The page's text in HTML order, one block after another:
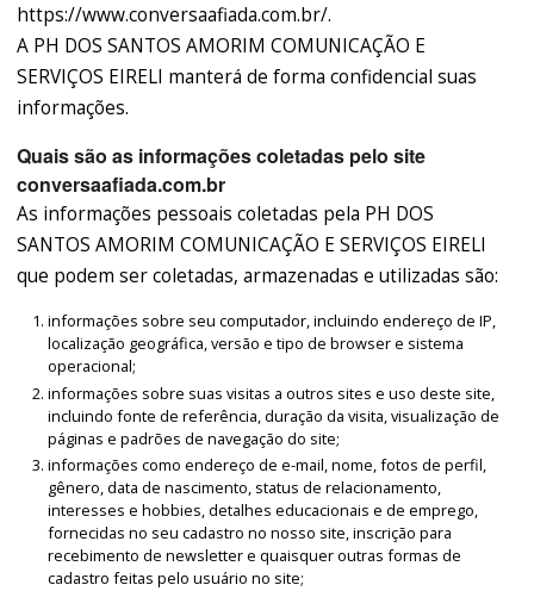
https://www.conversaafiada.com.br/.
A PH DOS SANTOS AMORIM COMUNICAÇÃO E
SERVIÇOS EIRELI manterá de forma confidencial suas
informações.
Quais são as informações coletadas pelo site
conversaafiada.com.br
As informações pessoais coletadas pela PH DOS
SANTOS AMORIM COMUNICAÇÃO E SERVIÇOS EIRELI
que podem ser coletadas, armazenadas e utilizadas são:
informações sobre seu computador, incluindo endereço de IP,
localização geográfica, versão e tipo de browser e sistema
operacional;
informações sobre suas visitas a outros sites e uso deste site,
incluindo fonte de referência, duração da visita, visualização de
páginas e padrões de navegação do site;
informações como endereço de e-mail, nome, fotos de perfil,
gênero, data de nascimento, status de relacionamento,
interesses e hobbies, detalhes educacionais e de emprego,
fornecidas no seu cadastro no nosso site, inscrição para
recebimento de newsletter e quaisquer outras formas de
cadastro feitas pelo usuário no site;